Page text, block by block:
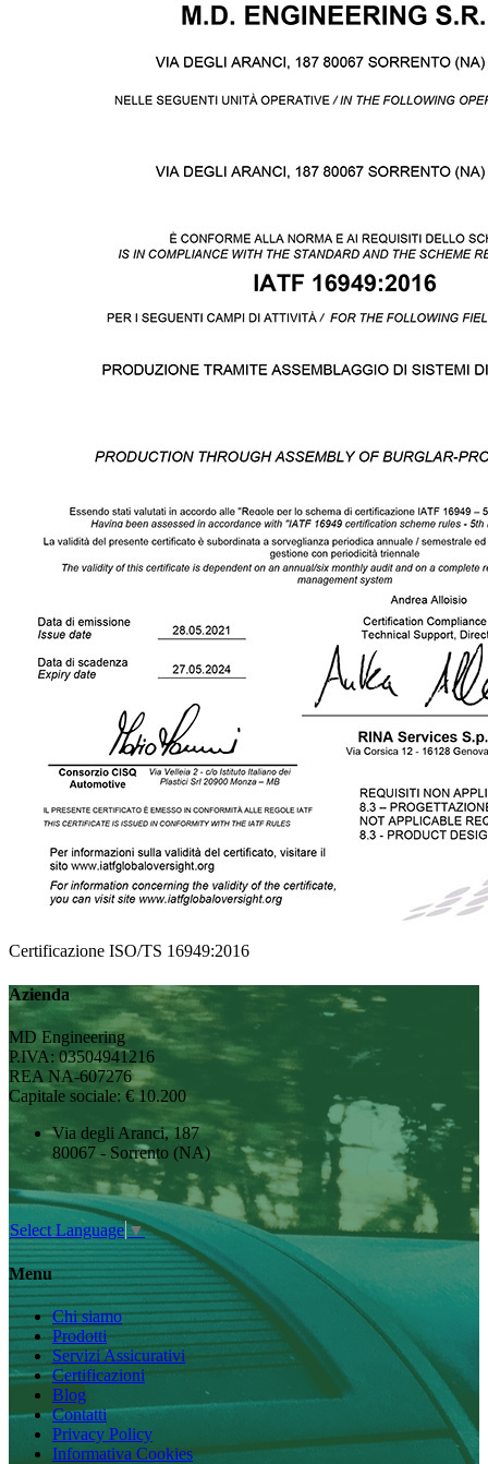
Certificazione ISO/TS 16949:2016
Azienda
MD Engineering
P.IVA: 03504941216
REA NA-607276
Capitale sociale: € 10.200
Via degli Aranci, 187
80067 - Sorrento (NA)
Select Language▼
Menu
Chi siamo
Prodotti
Servizi Assicurativi
Certificazioni
Blog
Contatti
Privacy Policy
Informativa Cookies